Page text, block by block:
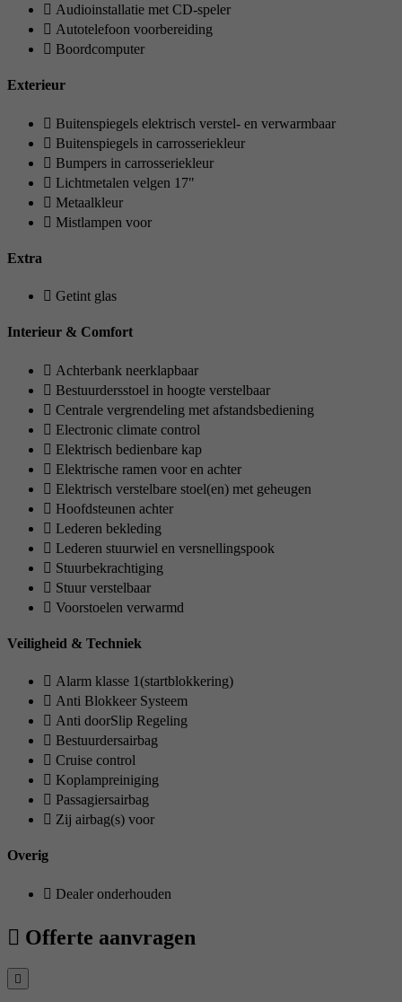
Audioinstallatie met CD-speler
Autotelefoon voorbereiding
Boordcomputer
Exterieur
Buitenspiegels elektrisch verstel- en verwarmbaar
Buitenspiegels in carrosseriekleur
Bumpers in carrosseriekleur
Lichtmetalen velgen 17"
Metaalkleur
Mistlampen voor
Extra
Getint glas
Interieur & Comfort
Achterbank neerklapbaar
Bestuurdersstoel in hoogte verstelbaar
Centrale vergrendeling met afstandsbediening
Electronic climate control
Elektrisch bedienbare kap
Elektrische ramen voor en achter
Elektrisch verstelbare stoel(en) met geheugen
Hoofdsteunen achter
Lederen bekleding
Lederen stuurwiel en versnellingspook
Stuurbekrachtiging
Stuur verstelbaar
Voorstoelen verwarmd
Veiligheid & Techniek
Alarm klasse 1(startblokkering)
Anti Blokkeer Systeem
Anti doorSlip Regeling
Bestuurdersairbag
Cruise control
Koplampreiniging
Passagiersairbag
Zij airbag(s) voor
Overig
Dealer onderhouden
Offerte aanvragen